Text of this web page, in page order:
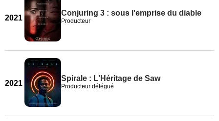
2021
Conjuring 3 : sous l'emprise du diable
Producteur
2021
Spirale : L'Héritage de Saw
Producteur délégué